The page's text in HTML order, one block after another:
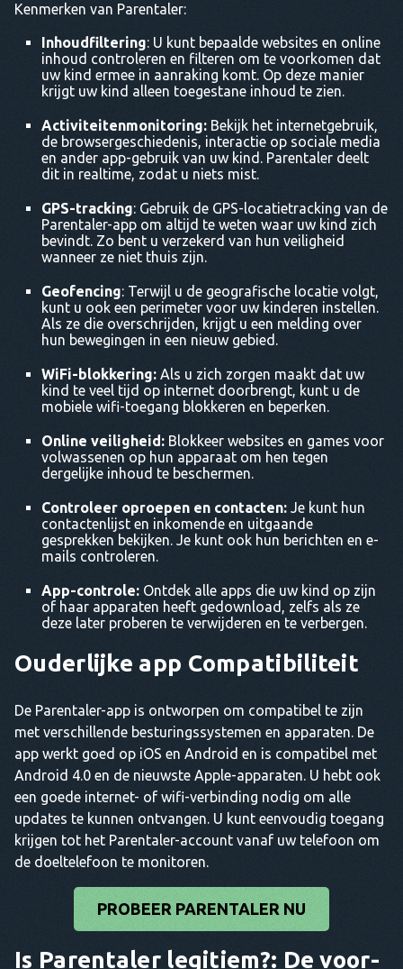
Kenmerken van Parentaler:
Inhoudfiltering: U kunt bepaalde websites en online
inhoud controleren en filteren om te voorkomen dat
uw kind ermee in aanraking komt. Op deze manier
krijgt uw kind alleen toegestane inhoud te zien.
Activiteitenmonitoring: Bekijk het internetgebruik,
de browsergeschiedenis, interactie op sociale media
en ander app-gebruik van uw kind. Parentaler deelt
dit in realtime, zodat u niets mist.
GPS-tracking: Gebruik de GPS-locatietracking van de
Parentaler-app om altijd te weten waar uw kind zich
bevindt. Zo bent u verzekerd van hun veiligheid
wanneer ze niet thuis zijn.
Geofencing: Terwijl u de geografische locatie volgt,
kunt u ook een perimeter voor uw kinderen instellen.
Als ze die overschrijden, krijgt u een melding over
hun bewegingen in een nieuw gebied.
WiFi-blokkering: Als u zich zorgen maakt dat uw
kind te veel tijd op internet doorbrengt, kunt u de
mobiele wifi-toegang blokkeren en beperken.
Online veiligheid: Blokkeer websites en games voor
volwassenen op hun apparaat om hen tegen
dergelijke inhoud te beschermen.
Controleer oproepen en contacten: Je kunt hun
contactenlijst en inkomende en uitgaande
gesprekken bekijken. Je kunt ook hun berichten en e-
mails controleren.
App-controle: Ontdek alle apps die uw kind op zijn
of haar apparaten heeft gedownload, zelfs als ze
deze later proberen te verwijderen en te verbergen.
Ouderlijke app Compatibiliteit
De Parentaler-app is ontworpen om compatibel te zijn
met verschillende besturingssystemen en apparaten. De
app werkt goed op iOS en Android en is compatibel met
Android 4.0 en de nieuwste Apple-apparaten. U hebt ook
een goede internet- of wifi-verbinding nodig om alle
updates te kunnen ontvangen. U kunt eenvoudig toegang
krijgen tot het Parentaler-account vanaf uw telefoon om
de doeltelefoon te monitoren.
PROBEER PARENTALER NU
Is Parentaler legitiem?: De voor-